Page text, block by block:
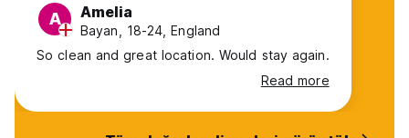
A Amelia
Bayan, 18-24, England
So clean and great location. Would stay again.
Read more